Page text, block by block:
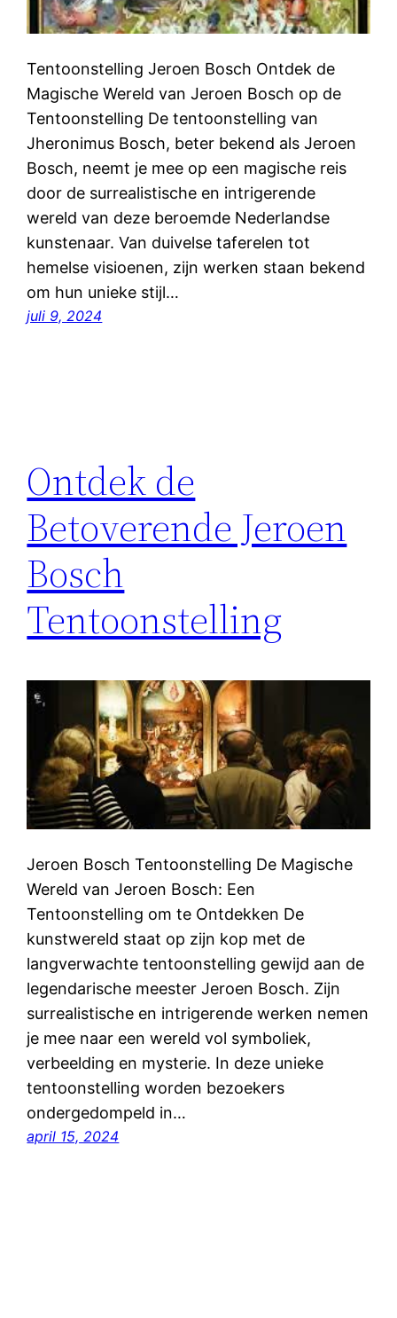
Tentoonstelling Jeroen Bosch Ontdek de
Magische Wereld van Jeroen Bosch op de
Tentoonstelling De tentoonstelling van
Jheronimus Bosch, beter bekend als Jeroen
Bosch, neemt je mee op een magische reis
door de surrealistische en intrigerende
wereld van deze beroemde Nederlandse
kunstenaar. Van duivelse taferelen tot
hemelse visioenen, zijn werken staan bekend
om hun unieke stijl…
juli 9, 2024
Ontdek de
Betoverende Jeroen
Bosch
Tentoonstelling
Jeroen Bosch Tentoonstelling De Magische
Wereld van Jeroen Bosch: Een
Tentoonstelling om te Ontdekken De
kunstwereld staat op zijn kop met de
langverwachte tentoonstelling gewijd aan de
legendarische meester Jeroen Bosch. Zijn
surrealistische en intrigerende werken nemen
je mee naar een wereld vol symboliek,
verbeelding en mysterie. In deze unieke
tentoonstelling worden bezoekers
ondergedompeld in…
april 15, 2024